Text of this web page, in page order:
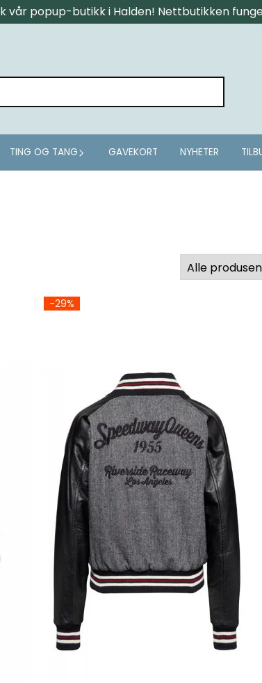
vår popup-butikk i Halden! Nettbutikken
TING OG TANG GAVEKORT NYHETER
-29%